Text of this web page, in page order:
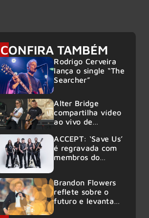
CONFIRA TAMBÉM
Rodrigo Cerveira
lança o single “The
Searcher”
Alter Bridge
compartilha vídeo
ao vivo de
no Rock am Ring
2026
ACCEPT: ‘Save Us’
é regravada com
membros do
Brandon Flowers
reflete sobre o
futuro e levanta